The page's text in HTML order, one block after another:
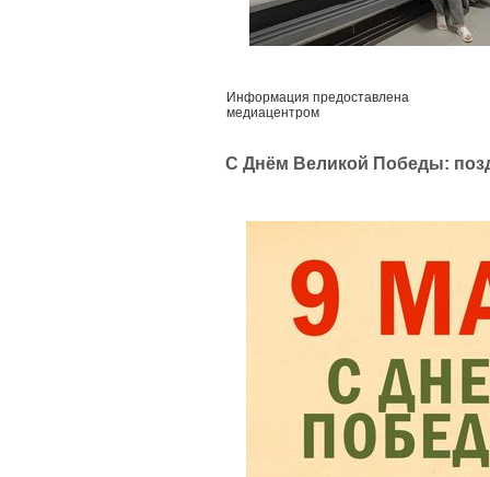
Информация предоставлена
медиацентром
С Днём Великой Победы: